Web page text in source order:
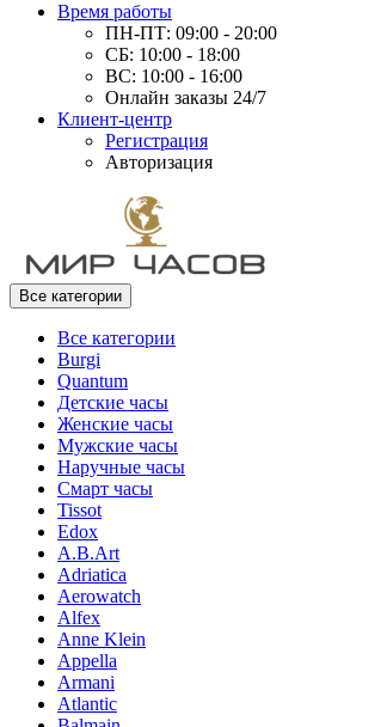
Время работы
ПН-ПТ: 09:00 - 20:00
СБ: 10:00 - 18:00
ВС: 10:00 - 16:00
Онлайн заказы 24/7
Клиент-центр
Регистрация
Авторизация
Все категории
Все категории
Burgi
Quantum
Детские часы
Женские часы
Мужские часы
Наручные часы
Смарт часы
Tissot
Edox
A.B.Art
Adriatica
Aerowatch
Alfex
Anne Klein
Appella
Armani
Atlantic